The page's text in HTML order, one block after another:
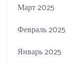
Март 2025
Февраль 2025
Январь 2025